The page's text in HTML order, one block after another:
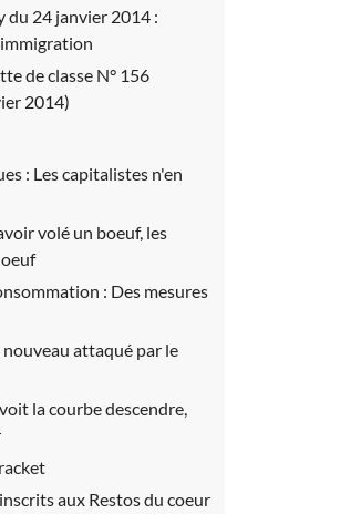
du 24 janvier 2014 :
de classe N° 156
2014)
: Les capitalistes n'en
volé un boeuf, les
: Des mesures
nouveau attaqué par le
la courbe descendre,
aux Restos du coeur